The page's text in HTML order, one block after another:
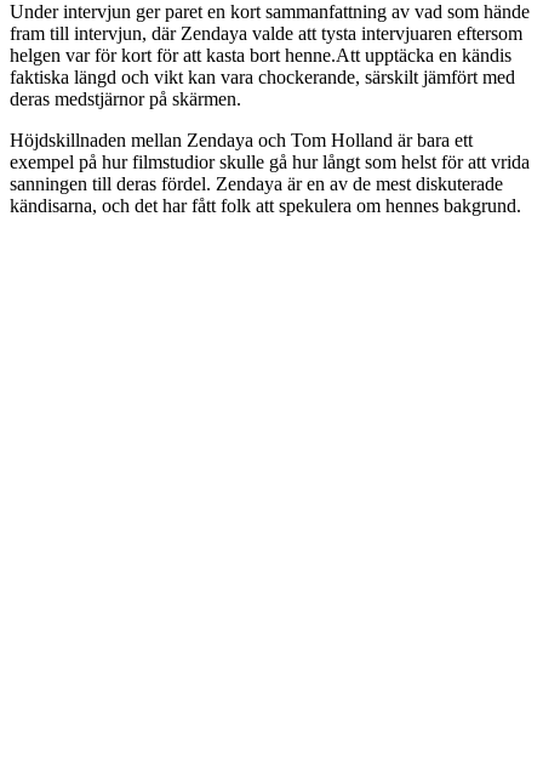
Under intervjun ger paret en kort sammanfattning av vad som hände
fram till intervjun, där Zendaya valde att tysta intervjuaren eftersom
helgen var för kort för att kasta bort henne.Att upptäcka en kändis
faktiska längd och vikt kan vara chockerande, särskilt jämfört med
deras medstjärnor på skärmen.
Höjdskillnaden mellan Zendaya och Tom Holland är bara ett
exempel på hur filmstudior skulle gå hur långt som helst för att vrida
sanningen till deras fördel. Zendaya är en av de mest diskuterade
kändisarna, och det har fått folk att spekulera om hennes bakgrund.